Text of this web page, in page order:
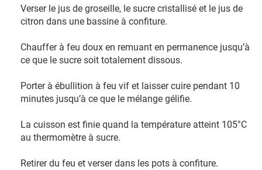
Verser le jus de groseille, le sucre cristallisé et le jus de
citron dans une bassine à confiture.
Chauffer à feu doux en remuant en permanence jusqu’à
ce que le sucre soit totalement dissous.
Porter à ébullition à feu vif et laisser cuire pendant 10
minutes jusqu’à ce que le mélange gélifie.
La cuisson est finie quand la température atteint 105°C
au thermomètre à sucre.
Retirer du feu et verser dans les pots à confiture.